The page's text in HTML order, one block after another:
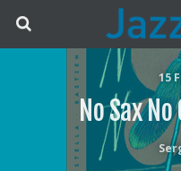
15
No Sax